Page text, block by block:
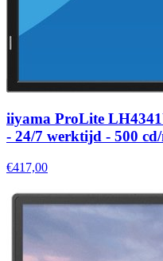
iiyama ProLite
- 24/7 werktijd - 500 cd/
€417,00